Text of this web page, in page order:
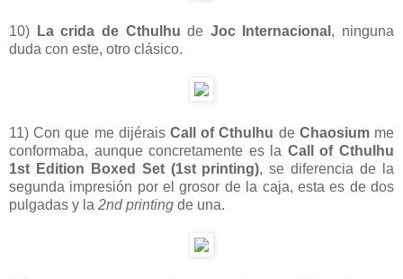
10) La crida de Cthulhu de Joc Internacional , ninguna
duda con este, otro clásico.
11) Con que me dijérais Call of Cthulhu de Chaosiumme
conformaba, aunque concretamente es la Call of Cthulhu
1st Edition Boxed Set (1st printing), se diferencia de la
segunda impresión por el grosor de la caja, esta es de dos
pulgadas y la 2nd printing de una.